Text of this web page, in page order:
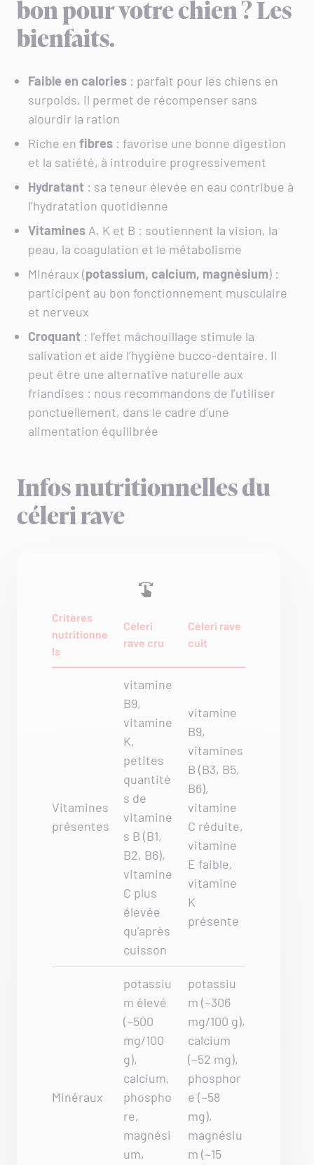
bon pour votre chien ? Les
bienfaits.
Faible en calories : parfait pour les chiens en
surpoids, il permet de récompenser sans
alourdir la ration
Riche en fibres : favorise une bonne digestion
et la satiété, à introduire progressivement
Hydratant : sa teneur élevée en eau contribue à
l’hydratation quotidienne
Vitamines A, K et B : soutiennent la vision, la
peau, la coagulation et le métabolisme
Minéraux (potassium, calcium, magnésium) :
participent au bon fonctionnement musculaire
et nerveux
Croquant : l’effet mâchouillage stimule la
salivation et aide l’hygiène bucco-dentaire. Il
peut être une alternative naturelle aux
friandises : nous recommandons de l’utiliser
ponctuellement, dans le cadre d’une
alimentation équilibrée
Infos nutritionnelles du
céleri rave
Critères
nutritionne
ls
Céleri
rave cru
Céleri rave
cuit
Vitamines
présentes
vitamine
B9,
vitamine
K,
petites
quantité
s de
vitamine
s B (B1,
B2, B6),
vitamine
C plus
élevée
qu’après
cuisson
vitamine
B9,
vitamines
B (B3, B5,
B6),
vitamine
C réduite,
vitamine
E faible,
vitamine
K
présente
Minéraux
potassiu
m élevé
(~500
mg/100
g),
calcium,
phospho
re,
magnési
um,
potassiu
m (~306
mg/100 g),
calcium
(~52 mg),
phosphor
e (~58
mg),
magnésiu
m (~15